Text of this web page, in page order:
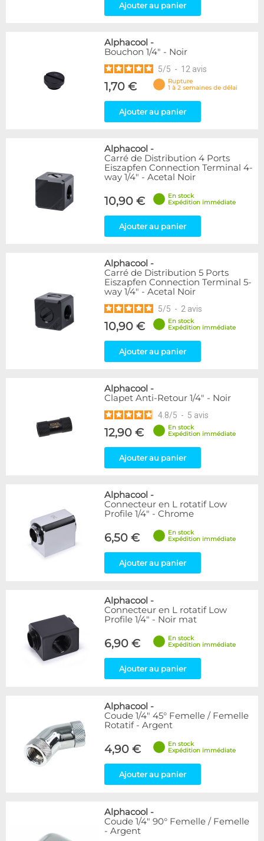
Ajouter au panier
Alphacool -
Bouchon 1/4" - Noir
5/5 - 12 avis
1,70 €
Rupture
1 à 2 semaines de délai
Ajouter au panier
Alphacool -
Carré de Distribution 4 Ports
Eiszapfen Connection Terminal 4-
way 1/4" - Acetal Noir
10,90 €
En stock
Expédition immédiate
Ajouter au panier
Alphacool -
Carré de Distribution 5 Ports
Eiszapfen Connection Terminal 5-
way 1/4" - Acetal Noir
5/5 - 2 avis
10,90 €
En stock
Expédition immédiate
Ajouter au panier
Alphacool -
Clapet Anti-Retour 1/4" - Noir
4.8/5 - 5 avis
12,90 €
En stock
Expédition immédiate
Ajouter au panier
Alphacool -
Connecteur en L rotatif Low
Profile 1/4" - Chrome
6,50 €
En stock
Expédition immédiate
Ajouter au panier
Alphacool -
Connecteur en L rotatif Low
Profile 1/4" - Noir mat
6,90 €
En stock
Expédition immédiate
Ajouter au panier
Alphacool -
Coude 1/4" 45° Femelle / Femelle
Rotatif - Argent
4,90 €
En stock
Expédition immédiate
Ajouter au panier
Alphacool -
Coude 1/4" 90° Femelle / Femelle
- Argent